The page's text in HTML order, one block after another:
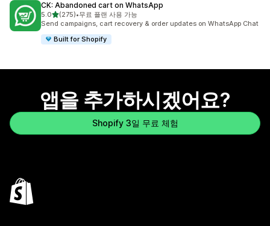
CK: Abandoned cart on WhatsApp
5.0별 5개 중
(275)
총 리뷰 275개
•무료 플랜 사용 가능
Send campaigns, cart recovery & order updates on WhatsApp Chat
Built for Shopify
앱을 추가하시겠어요?
Shopify 3일 무료 체험